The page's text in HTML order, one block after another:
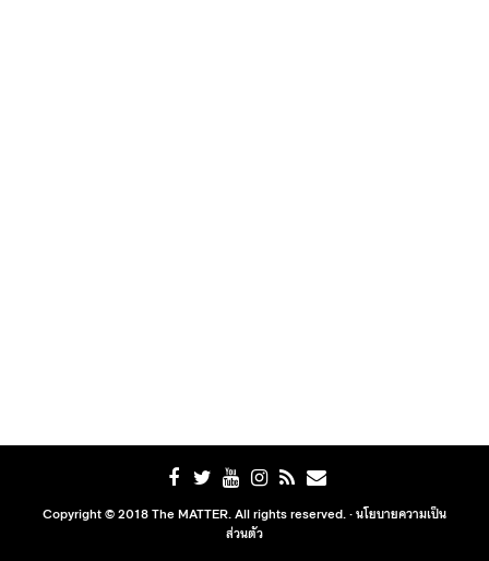
Copyright © 2018 The MATTER. All rights reserved. ·นโยบายความเป็น
ส่วนตัว